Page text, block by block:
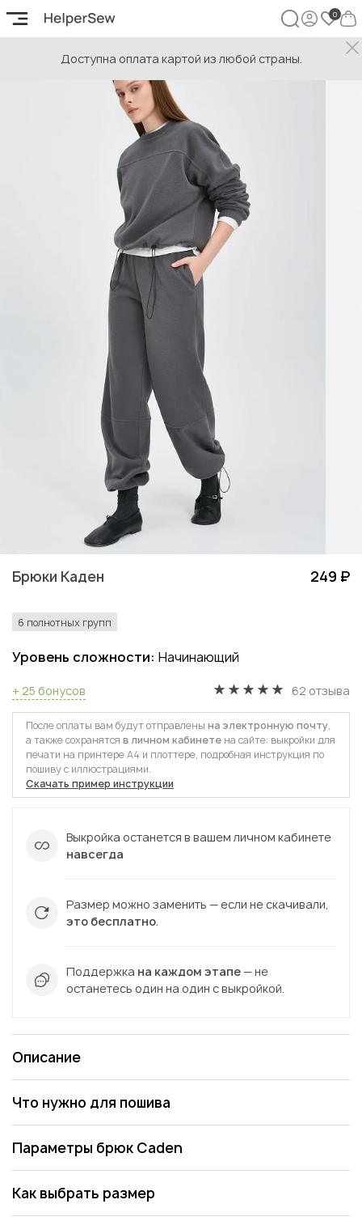
Доступна оплата картой из любой страны.
Брюки Каден 249 ₽
6 полнотных групп
Уровень сложности: Начинающий
+ 25 бонусов 62 отзыва
После оплаты вам будут отправлены на электронную почту,
а также сохранятся в личном кабинете на сайте: выкройки для
печати на принтере А4 и плоттере, подробная инструкция по
пошиву с иллюстрациями.
Скачать пример инструкции
Выкройка останется в вашем личном кабинете
навсегда
Размер можно заменить — если не скачивали,
это бесплатно.
Поддержка на каждом этапе — не
останетесь один на один с выкройкой.
Описание
Что нужно для пошива
Параметры брюк Caden
Как выбрать размер